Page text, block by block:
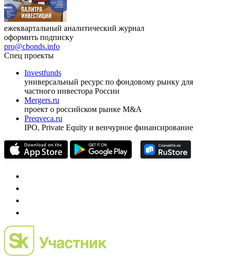
ежеквартальный аналитический журнал
оформить подписку
pro@cbonds.info
Спец проекты
Investfunds
универсальный ресурс по фондовому рынку для
частного инвестора России
проект о российском рынке M&A
Preqveca.ru